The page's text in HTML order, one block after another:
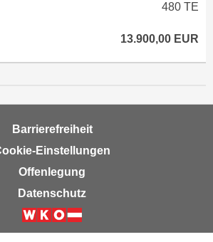
480 TE
13.900,00 EUR
Barrierefreiheit
Einstellungen
Offenlegung
Datenschutz